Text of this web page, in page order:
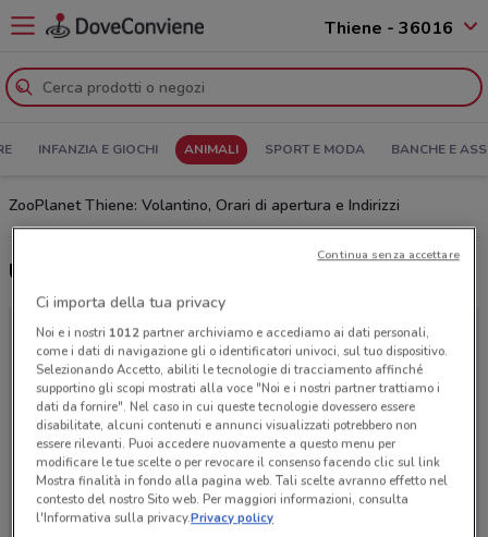
Thiene - 36016
INFANZIA E GIOCHI ANIMALI SPORT E MODA BANCHE E
ZooPlanet Thiene: Volantino, Orari di apertura e Indirizzi
Ultime offerte ZooPlanet
Ci importa della tua privacy
Noi e i nostri 1012partner archiviamo e accediamo ai dati personali,
come i dati di navigazione gli o identificatori univoci, sul tuo dispositivo.
Selezionando Accetto, abiliti le tecnologie di tracciamento affinché
supportino gli scopi mostrati alla voce "Noi e i nostri partner trattiamo i
dati da fornire". Nel caso in cui queste tecnologie dovessero essere
disabilitate, alcuni contenuti e annunci visualizzati potrebbero non
essere rilevanti. Puoi accedere nuovamente a questo menu per
modificare le tue scelte o per revocare il consenso facendo clic sul link
Mostra finalità in fondo alla pagina web. Tali scelte avranno effetto nel
contesto del nostro Sito web. Per maggiori informazioni, consulta
l'Informativa sulla privacy.Privacy policy
Continua senza accettare